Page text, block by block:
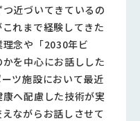
近づいてきているの
れまで経験してきた
念や「2030年ビ
を中心にお話しした
ツ施設において最近
へ配慮した技術が実
ながらお話しさせて